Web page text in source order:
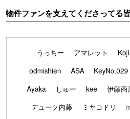
物件ファンを支えてくださってる
うっちー アマレット Koji
odmishien
ASA KeyNo.029
Ayaka
しゅー kee 伊藤商
デューク内藤
ミヤコドリ